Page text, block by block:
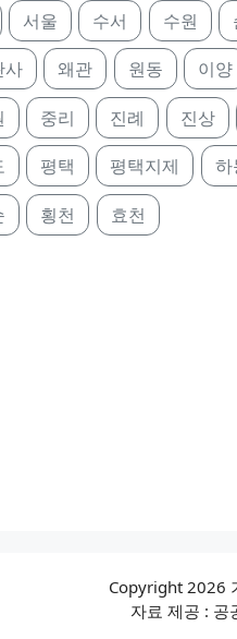
서울 수서 수원
사 왜관 원동 이양
중리 진례 진상
평택 평택지제 하
횡천 효천
Copyright 2026
자료 제공 : 공